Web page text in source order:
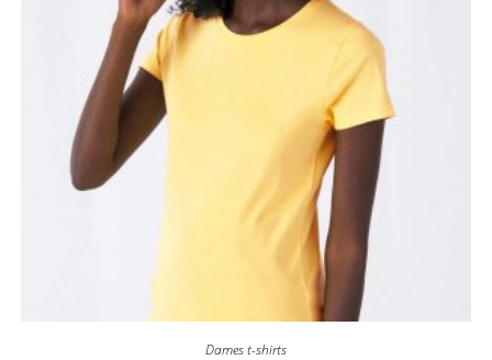
Dames t-shirts